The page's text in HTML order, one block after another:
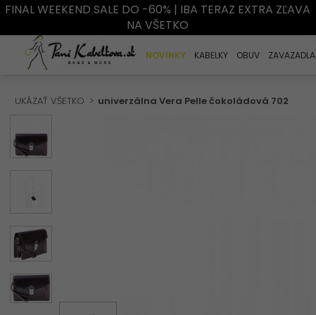
FINAL WEEKEND SALE DO -60% | IBA TERAZ EXTRA ZĽAVA
NA VŠETKO
NOVINKY KABELKY OBUV ZAVAZADLA
UKÁZAŤ VŠETKO univerzálna Vera Pelle čokoládová 702